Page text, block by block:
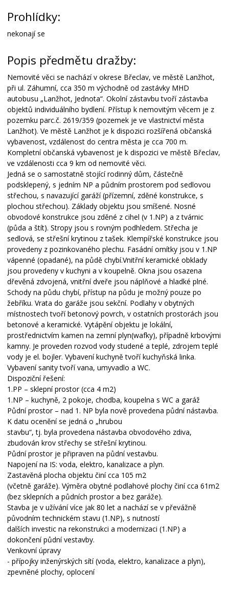
Prohlídky:
nekonají se
Popis předmětu dražby:
Nemovité věci se nachází v okrese Břeclav, ve městě Lanžhot,
při ul. Záhumní, cca 350 m východně od zastávky MHD
autobusu „Lanžhot, Jednota“. Okolní zástavbu tvoří zástavba
objektů individuálního bydlení. Přístup k nemovitým věcem je z
pozemku parc.č. 2619/359 (pozemek je ve vlastnictví města
Lanžhot). Ve městě Lanžhot je k dispozici rozšířená občanská
vybavenost, vzdálenost do centra města je cca 700 m.
Kompletní občanská vybavenost je k dispozici ve městě Břeclav,
ve vzdálenosti cca 9 km od nemovité věci.
Jedná se o samostatně stojící rodinný dům, částečně
podsklepený, s jedním NP a půdním prostorem pod sedlovou
střechou, s navazující garáží (přízemní, zděné konstrukce, s
plochou střechou). Základy objektu jsou smíšené. Nosné
obvodové konstrukce jsou zděné z cihel (v 1.NP) a z tvárnic
(půda a štít). Stropy jsou s rovným podhledem. Střecha je
sedlová, se střešní krytinou z tašek. Klempířské konstrukce jsou
provedeny z pozinkovaného plechu. Fasádní omítky jsou v 1.NP
vápenné (opadané), na půdě chybí.Vnitřní keramické obklady
jsou provedeny v kuchyni a v koupelně. Okna jsou osazena
dřevěná zdvojená, vnitřní dveře jsou náplňové a hladké plné.
Schody na půdu chybí, přístup na půdu je možný pouze po
žebříku. Vrata do garáže jsou sekční. Podlahy v obytných
místnostech tvoří betonový povrch, v ostatních prostorách jsou
betonové a keramické. Vytápění objektu je lokální,
prostřednictvím kamen na zemní plyn(wafky), případně krbovými
kamny. Je proveden rozvod vody studené a teplé, zdrojem teplé
vody je el. bojler. Vybavení kuchyně tvoří kuchyňská linka.
Vybavení sanity tvoří vana, umyvadlo a WC.
Dispoziční řešení:
1.PP – sklepní prostor (cca 4 m2)
1.NP – kuchyně, 2 pokoje, chodba, koupelna s WC a garáž
Půdní prostor – nad 1. NP byla nově provedena půdní nástavba.
K datu ocenění se jedná o „hrubou
stavbu“, tj. byla provedena nástavba obvodového zdiva,
zbudován krov střechy se střešní krytinou.
Půdní prostor je připraven na půdní vestavbu.
Napojení na IS: voda, elektro, kanalizace a plyn.
Zastavěná plocha objektu činí cca 105 m2
(včetně garáže). Výměra obytné podlahové plochy činí cca 61m2
(bez sklepních a půdních prostor a bez garáže).
Stavba je v užívání více jak 80 let a nachází se v převážně
původním technickém stavu (1.NP), s nutností
dalších investic na rekonstrukci a modernizaci (1.NP) a
dokončení půdní vestavby.
Venkovní úpravy
- přípojky inženýrských sítí (voda, elektro, kanalizace a plyn),
zpevněné plochy, oplocení